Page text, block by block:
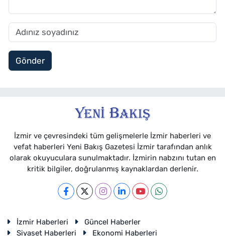
Gönder
İzmir ve çevresindeki tüm gelişmelerle İzmir haberleri ve
vefat haberleri Yeni Bakış Gazetesi İzmir tarafından anlık
olarak okuyuculara sunulmaktadır. İzmirin nabzını tutan en
kritik bilgiler, doğrulanmış kaynaklardan derlenir.
İzmir Haberleri
Güncel Haberler
Siyaset Haberleri
Ekonomi Haberleri